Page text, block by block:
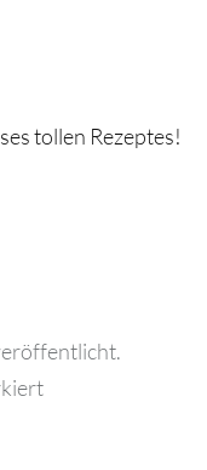
tollen Rezeptes!